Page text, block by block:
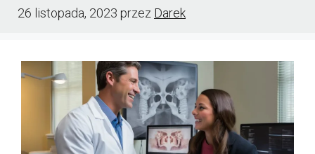
26 listopada, 2023 przez Darek